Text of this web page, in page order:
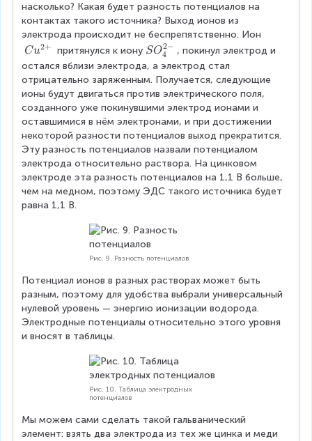
насколько? Какая будет разность потенциалов на
контактах такого источника? Выход ионов из
электрода происходит не беспрепятственно. Ион
C
u
^
{
2
+
}
Cu2+ притянулся к иону S
O
^
{
2
-
}
_
4
SO4
2− , покинул электрод и
остался вблизи электрода, а электрод стал
отрицательно заряженным. Получается, следующие
ионы будут двигаться против электрического поля,
созданного уже покинувшими электрод ионами и
оставшимися в нём электронами, и при достижении
некоторой разности потенциалов выход прекратится.
Эту разность потенциалов назвали потенциалом
электрода относительно раствора. На цинковом
электроде эта разность потенциалов на 1,1 В больше,
чем на медном, поэтому ЭДС такого источника будет
равна 1,1 В.
Рис. 9. Разность потенциалов
Потенциал ионов в разных растворах может быть
разным, поэтому для удобства выбрали универсальный
нулевой уровень — энергию ионизации водорода.
Электродные потенциалы относительно этого уровня
и вносят в таблицы.
Рис. 10. Таблица электродных
потенциалов
Мы можем сами сделать такой гальванический
элемент: взять два электрода из тех же цинка и меди